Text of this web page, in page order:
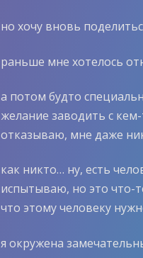
но хочу вновь
раньше мне хотелось
а потом будто
желание заводить с
отказываю, мне даже
как никто… ну, есть
испытываю, но это что-
что этому человеку
я окружена